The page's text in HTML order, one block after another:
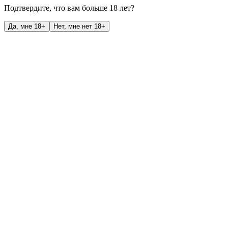
Подтвердите, что вам больше 18 лет?
Да, мне 18+ Нет, мне нет 18+